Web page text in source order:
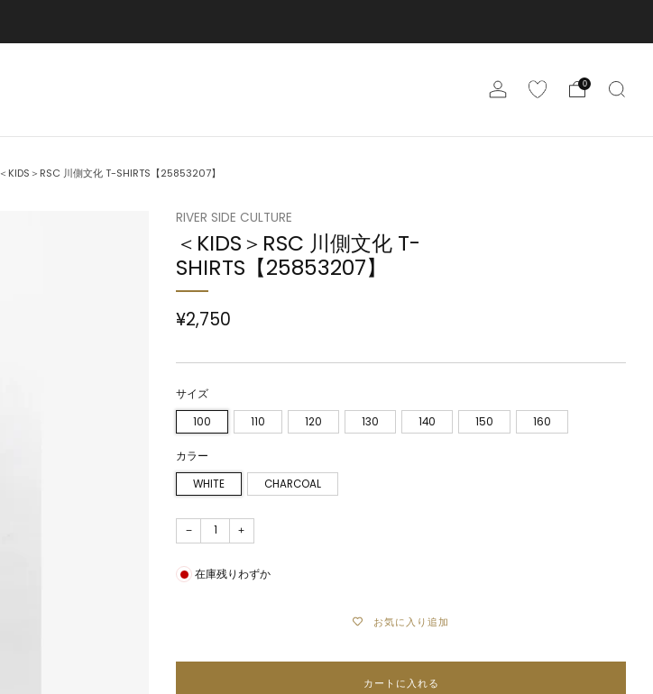
0
＜KIDS＞RSC 川側文化 T-SHIRTS【25853207】
RIVER SIDE CULTURE
＜KIDS＞RSC 川側文化 T-
SHIRTS【25853207】
¥2,750
サイズ
100 110 120 130 140 150 160
カラー
WHITE CHARCOAL
− +
在庫残りわずか
お気に入り追加
カートに入れる